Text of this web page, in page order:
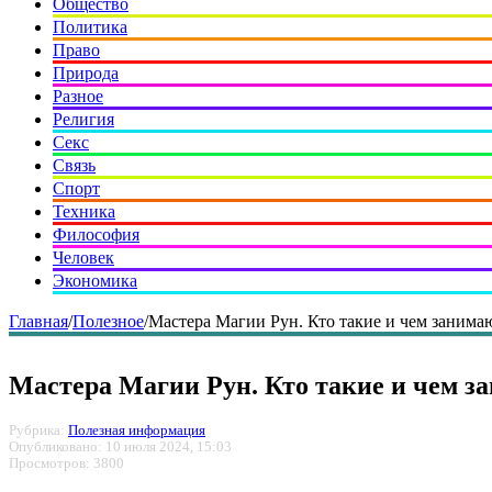
Общество
Политика
Право
Природа
Разное
Религия
Секс
Связь
Спорт
Техника
Философия
Человек
Экономика
Главная/Полезное/Мастера Магии Рун. Кто такие и чем
Мастера Магии Рун. Кто такие и чем
Рубрика: Полезная информация
Опубликовано: 10 июля 2024, 15:03
Просмотров: 3800